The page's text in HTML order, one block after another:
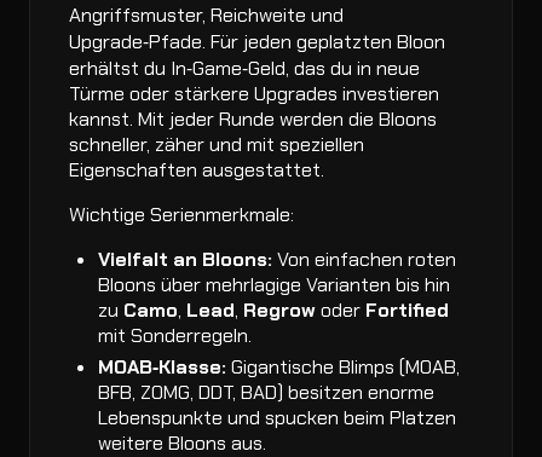
Angriffsmuster, Reichweite und
Upgrade‑Pfade. Für jeden geplatzten Bloon
erhältst du In‑Game‑Geld, das du in neue
Türme oder stärkere Upgrades investieren
kannst. Mit jeder Runde werden die Bloons
schneller, zäher und mit speziellen
Eigenschaften ausgestattet.
Wichtige Serienmerkmale:
Vielfalt an Bloons: Von einfachen roten
Bloons über mehrlagige Varianten bis hin
zu Camo, Lead, Regrowoder Fortified
mit Sonderregeln.
MOAB‑Klasse: Gigantische Blimps (MOAB,
BFB, ZOMG, DDT, BAD) besitzen enorme
Lebenspunkte und spucken beim Platzen
weitere Bloons aus.